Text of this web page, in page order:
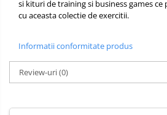
si kituri de training si business games
cu aceasta colectie de exercitii.
Informatii conformitate produs
Review-uri(0)